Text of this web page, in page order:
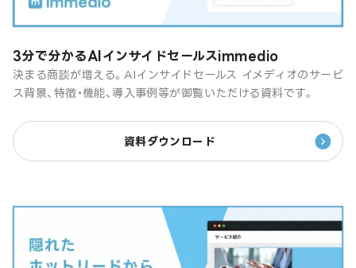
3分で分かるAIインサイドセールスimmedio
決まる商談が増える。AIインサイドセールス イメディオのサービ
ス背景、特徴・機能、導入事例等が御覧いただける資料です。
資料ダウンロード